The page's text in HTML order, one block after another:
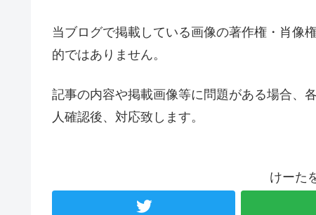
当ブログで掲載している画像の著作権・肖像
的ではありません。
記事の内容や掲載画像等に問題がある場合、
人確認後、対応致します。
けーた